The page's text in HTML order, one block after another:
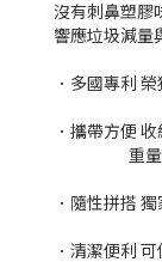
沒有刺鼻塑膠
響應垃圾減量
．多國專利
．攜帶方便
重量：約
．隨性拼搭
．清潔便利